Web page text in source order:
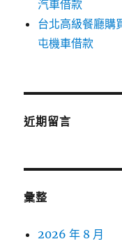
汽車借款
台北高級餐廳購
屯機車借款
近期留言
彙整
2026 年 8 月